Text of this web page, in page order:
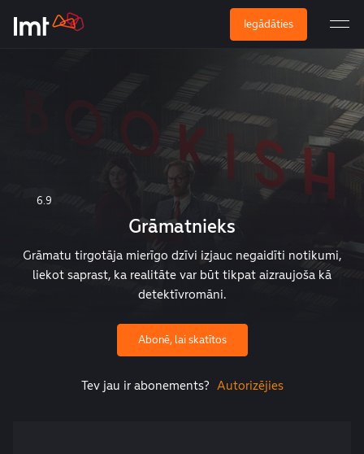
Iegādāties
6.9
Grāmatnieks
Grāmatu tirgotāja mierīgo dzīvi izjauc negaidīti notikumi,
liekot saprast, ka realitāte var būt tikpat aizraujoša kā
detektīvromāni.
Abonē, lai skatītos
Tev jau ir abonements? Autorizējies